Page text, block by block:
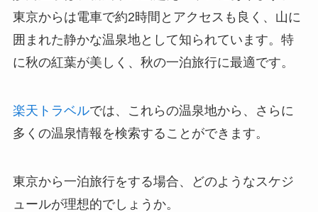
東京からは電車で約2時間とアクセスも良く、山に
囲まれた静かな温泉地として知られています。特
に秋の紅葉が美しく、秋の一泊旅行に最適です。
楽天トラベルでは、これらの温泉地から、さらに
多くの温泉情報を検索することができます。
東京から一泊旅行をする場合、どのようなスケジ
ュールが理想的でしょうか。